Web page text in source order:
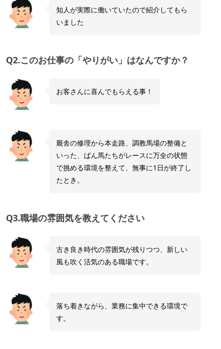
知人が実際に働いていたので紹介してもら
いました
Q2.このお仕事の「やりがい」はなんですか？
お客さんに喜んでもらえる事！
厩舎の修理から本走路、調教馬場の整備と
いった、ばん馬たちがレースに万全の状態
で挑める環境を整えて、無事に1日が終了し
たとき。
Q3.職場の雰囲気を教えてください
古き良き時代の雰囲気が残りつつ、新しい
風も吹く活気のある職場です。
落ち着きながら、業務に集中できる環境で
す。